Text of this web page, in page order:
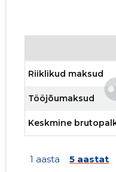
Riiklikud maksud
Tööjõumaksud
Keskmine
1 aasta 5 aastat